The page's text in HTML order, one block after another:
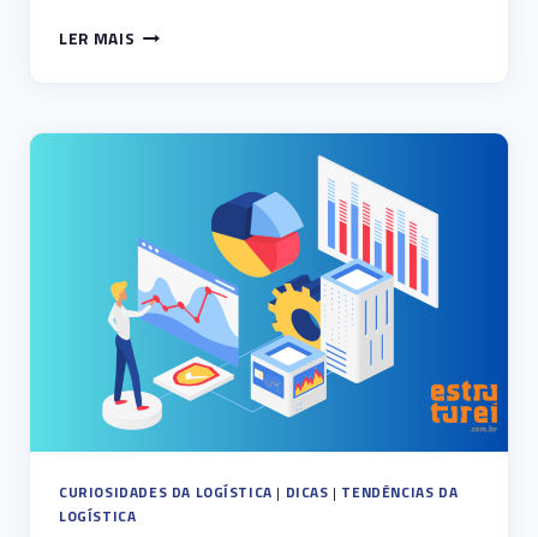
LER MAIS INDICADORES
CURIOSIDADES DA LOGÍSTICA | DICAS | TENDÊNCIAS DA
LOGÍSTICA